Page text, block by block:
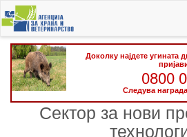
Skip
to
main
content
Доколку најдете
0800
Следува
Сектор за нови